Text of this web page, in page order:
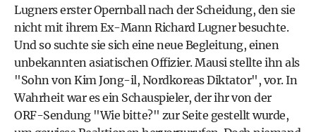
Lugners erster Opernball nach der Scheidung, den sie
nicht mit ihrem Ex-Mann Richard Lugner besuchte.
Und so suchte sie sich eine neue Begleitung, einen
unbekannten asiatischen Offizier. Mausi stellte ihn als
"Sohn von Kim Jong-il, Nordkoreas Diktator", vor. In
Wahrheit war es ein Schauspieler, der ihr von der
ORF-Sendung "Wie bitte?" zur Seite gestellt wurde,